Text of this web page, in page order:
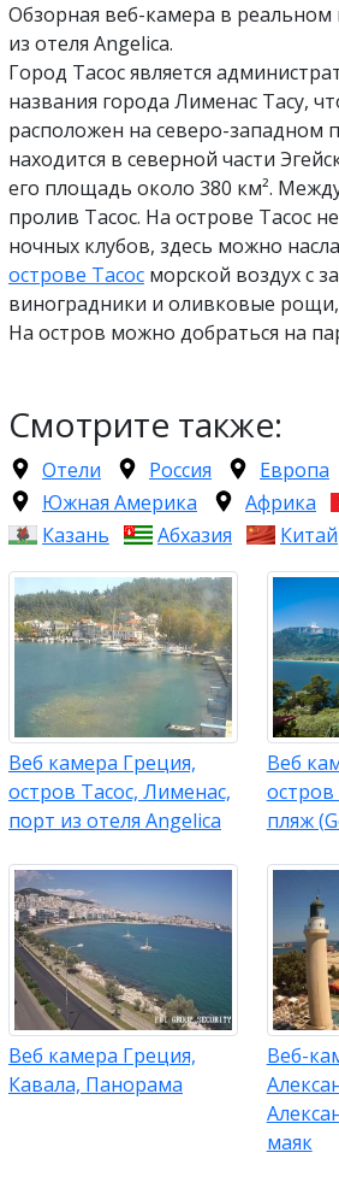
Обзорная веб-камера в
из отеля Angelica.
Город Тасос является
названия города Лименас Тасу,
расположен на северо-западном
находится в северной части
его площадь около 380 км².
пролив Тасос. На острове Тасос
ночных клубов, здесь можно
острове Тасос морской воздух с
виноградники и оливковые рощи,
На остров можно добраться на
Смотрите также:
Отели Россия Европа
Южная Америка
Африка
Казань
Абхазия Китай
Веб камера Греция,
остров Тасос, Лименас,
порт из отеля Angelica
Веб
остров
пляж
Веб камера Греция,
Кавала, Панорама
Веб-
маяк